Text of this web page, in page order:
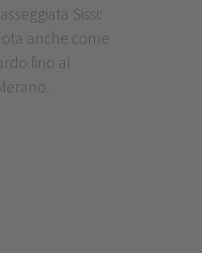
Sissi:
anche come
fino al